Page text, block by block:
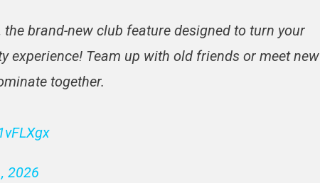
brand-new club feature designed to turn your
experience! Team up with old friends or meet new
together.
2026